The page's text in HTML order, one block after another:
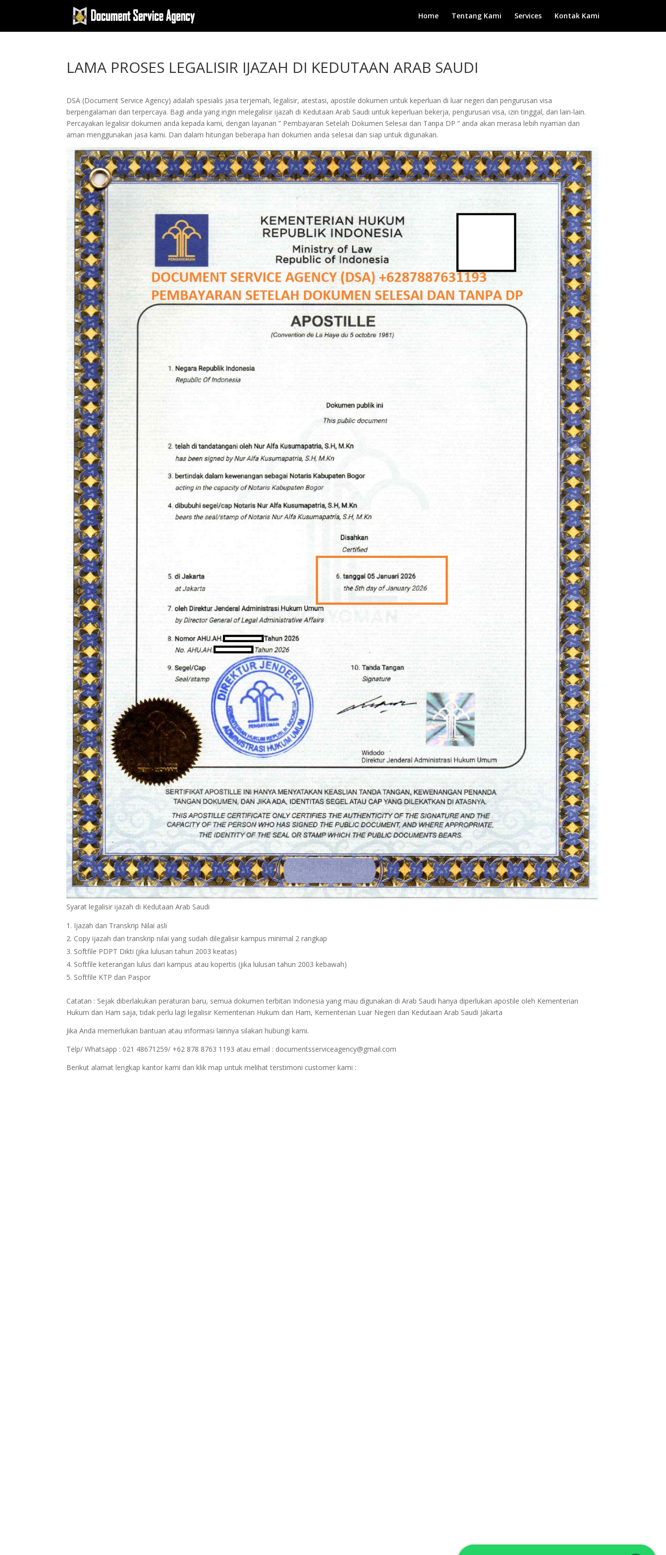
Home Tentang Kami Services Kontak Kami
LAMA PROSES LEGALISIR IJAZAH DI KEDUTAAN ARAB SAUDI
DSA (Document Service Agency) adalah spesialis jasa terjemah, legalisir, atestasi, apostile dokumen untuk keperluan di luar negeri dan pengurusan visa
berpengalaman dan terpercaya. Bagi anda yang ingin melegalisir ijazah di Kedutaan Arab Saudi untuk keperluan bekerja, pengurusan visa, izin tinggal, dan lain-lain.
Percayakan legalisir dokumen anda kepada kami, dengan layanan ” Pembayaran Setelah Dokumen Selesai dan Tanpa DP ” anda akan merasa lebih nyaman dan
aman menggunakan jasa kami. Dan dalam hitungan beberapa hari dokumen anda selesai dan siap untuk digunakan.
Syarat legalisir ijazah di Kedutaan Arab Saudi
Ijazah dan Transkrip Nilai asli
Copy ijazah dan transkrip nilai yang sudah dilegalisir kampus minimal 2 rangkap
Softfile PDPT Dikti (jika lulusan tahun 2003 keatas)
Softfile keterangan lulus dari kampus atau kopertis (jika lulusan tahun 2003 kebawah)
Softfile KTP dan Paspor
Catatan : Sejak diberlakukan peraturan baru, semua dokumen terbitan Indonesia yang mau digunakan di Arab Saudi hanya diperlukan apostile oleh Kementerian
Hukum dan Ham saja, tidak perlu lagi legalisir Kementerian Hukum dan Ham, Kementerian Luar Negeri dan Kedutaan Arab Saudi Jakarta
Jika Anda memerlukan bantuan atau informasi lainnya silakan hubungi kami.
Telp/ Whatsapp : 021 48671259/ +62 878 8763 1193 atau email : documentsserviceagency@gmail.com
Berikut alamat lengkap kantor kami dan klik map untuk melihat terstimoni customer kami :